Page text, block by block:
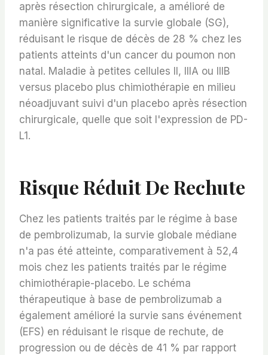
après résection chirurgicale, a amélioré de
manière significative la survie globale (SG),
réduisant le risque de décès de 28 % chez les
patients atteints d'un cancer du poumon non
natal. Maladie à petites cellules II, IIIA ou IIIB
versus placebo plus chimiothérapie en milieu
néoadjuvant suivi d'un placebo après résection
chirurgicale, quelle que soit l'expression de PD-
L1.
Risque Réduit De Rechute
Chez les patients traités par le régime à base
de pembrolizumab, la survie globale médiane
n'a pas été atteinte, comparativement à 52,4
mois chez les patients traités par le régime
chimiothérapie-placebo. Le schéma
thérapeutique à base de pembrolizumab a
également amélioré la survie sans événement
(EFS) en réduisant le risque de rechute, de
progression ou de décès de 41 % par rapport